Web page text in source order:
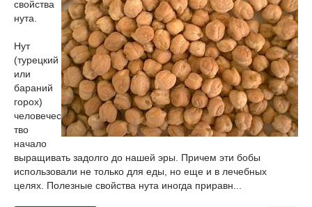
свойства
нута.
Нут
(турецкий
или
бараний
горох)
человечес
тво
начало
выращивать задолго до нашей эры. Причем эти бобы
использовали не только для еды, но еще и в лечебных
целях. Полезные свойства нута иногда приравн...